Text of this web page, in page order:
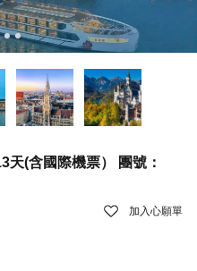
天(含國際機票） 團號：
加入心願單